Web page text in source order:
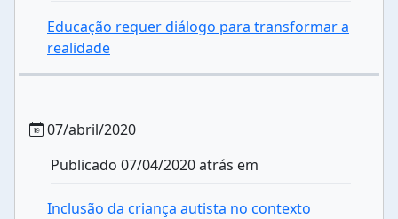
Educação requer diálogo para transformar a
realidade
07/abril/2020
Publicado 07/04/2020 atrás em
Inclusão da criança autista no contexto